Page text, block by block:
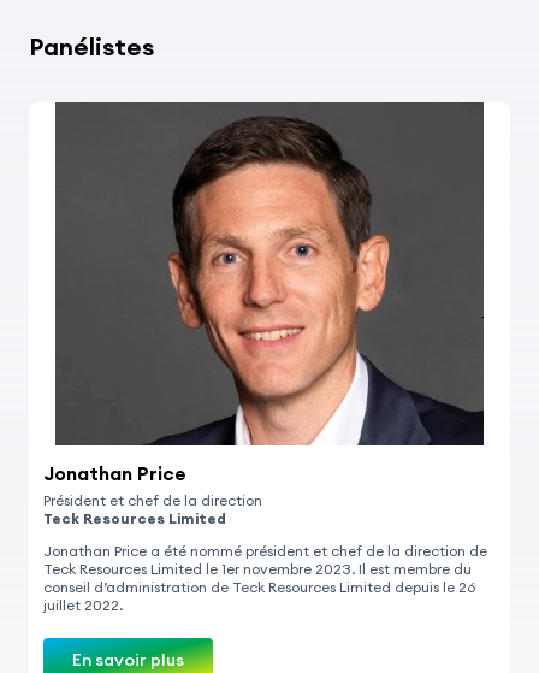
Panélistes
Jonathan Price
Président et chef de la direction
Teck Resources Limited
Jonathan Price a été nommé président et chef de la direction de
Teck Resources Limited le 1er novembre 2023. Il est membre du
conseil d’administration de Teck Resources Limited depuis le 26
juillet 2022.
En savoir plus